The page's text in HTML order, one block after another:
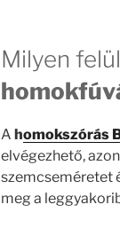
Milyen
A homokszórás
elvégezhető,
szemcseméretet
meg a